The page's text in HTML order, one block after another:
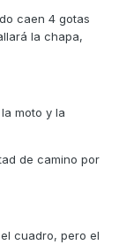
caen 4 gotas
la chapa,
moto y la
de camino por
cuadro, pero el